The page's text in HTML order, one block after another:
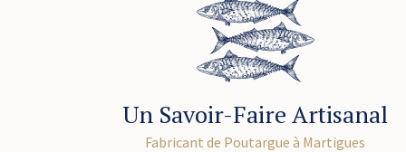
Un Savoir-Faire Artisanal
Fabricant de Poutargue à Martigues